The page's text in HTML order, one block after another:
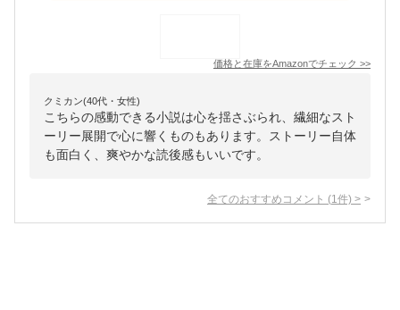
価格と在庫をAmazonでチェック >>
クミカン(40代・女性)
こちらの感動できる小説は心を揺さぶられ、繊細なスト
ーリー展開で心に響くものもあります。ストーリー自体
も面白く、爽やかな読後感もいいです。
全てのおすすめコメント (1 件) >